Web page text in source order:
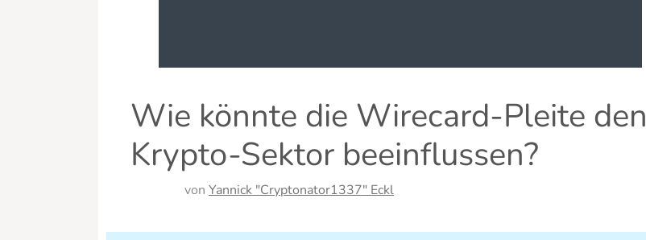
Wie könnte die Wirecard-Pleite den
Krypto-Sektor beeinflussen?
von Yannick "Cryptonator1337" Eckl